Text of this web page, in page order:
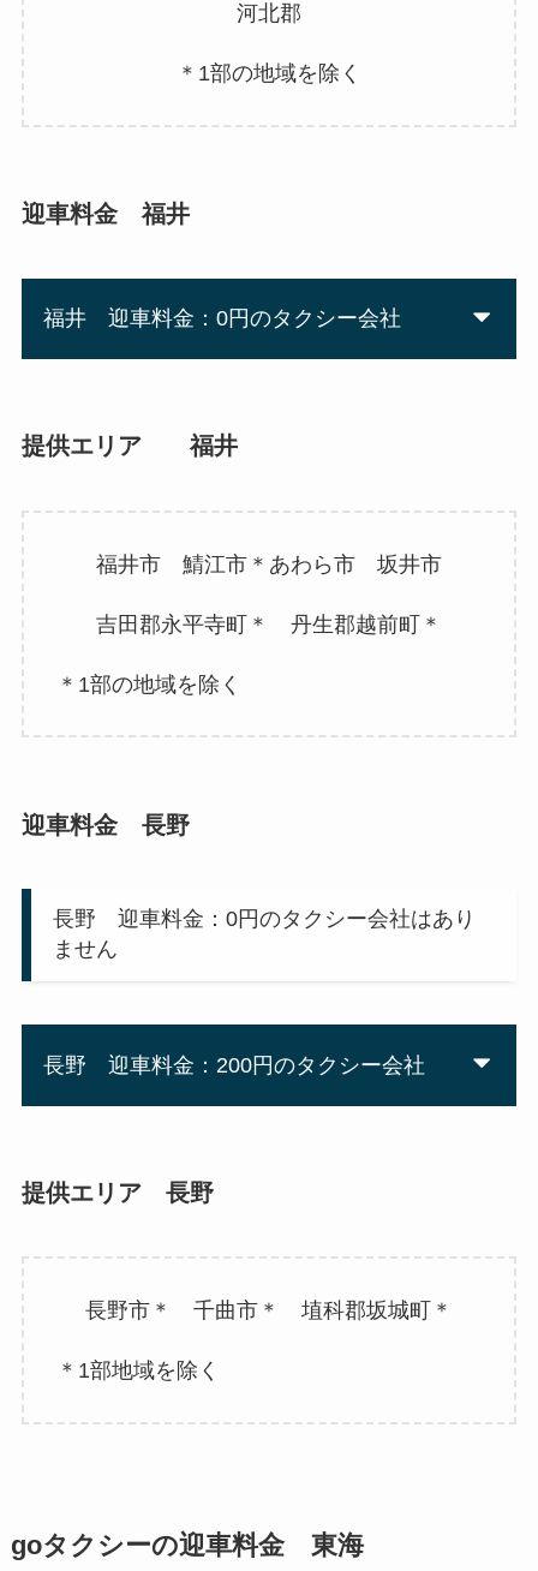
河北郡
＊1部の地域を除く
迎車料金 福井
福井 迎車料金：0円のタクシー会社
提供エリア 福井
福井市 鯖江市＊あわら市 坂井市
吉田郡永平寺町＊ 丹生郡越前町＊
＊1部の地域を除く
迎車料金 長野
長野 迎車料金：0円のタクシー会社はあり
ません
長野 迎車料金：200円のタクシー会社
提供エリア 長野
長野市＊ 千曲市＊ 埴科郡坂城町＊
＊1部地域を除く
goタクシーの迎車料金 東海